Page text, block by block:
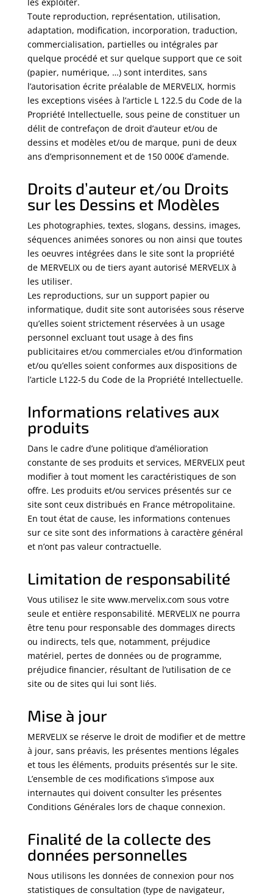
Toute reproduction, représentation, utilisation,
adaptation, modification, incorporation, traduction,
commercialisation, partielles ou intégrales par
quelque procédé et sur quelque support que ce soit
(papier, numérique, …) sont interdites, sans
l’autorisation écrite préalable de MERVELIX, hormis
les exceptions visées à l’article L 122.5 du Code de la
Propriété Intellectuelle, sous peine de constituer un
délit de contrefaçon de droit d’auteur et/ou de
dessins et modèles et/ou de marque, puni de deux
ans d’emprisonnement et de 150 000€ d’amende.
Droits d’auteur et/ou Droits
sur les Dessins et Modèles
Les photographies, textes, slogans, dessins, images,
séquences animées sonores ou non ainsi que toutes
les oeuvres intégrées dans le site sont la propriété
de MERVELIX ou de tiers ayant autorisé MERVELIX à
les utiliser.
Les reproductions, sur un support papier ou
informatique, dudit site sont autorisées sous réserve
qu’elles soient strictement réservées à un usage
personnel excluant tout usage à des fins
publicitaires et/ou commerciales et/ou d’information
et/ou qu’elles soient conformes aux dispositions de
l’article L122-5 du Code de la Propriété Intellectuelle.
Informations relatives aux
produits
Dans le cadre d’une politique d’amélioration
constante de ses produits et services, MERVELIX peut
modifier à tout moment les caractéristiques de son
offre. Les produits et/ou services présentés sur ce
site sont ceux distribués en France métropolitaine.
En tout état de cause, les informations contenues
sur ce site sont des informations à caractère général
et n’ont pas valeur contractuelle.
Limitation de responsabilité
Vous utilisez le site www.mervelix.com sous votre
seule et entière responsabilité. MERVELIX ne pourra
être tenu pour responsable des dommages directs
ou indirects, tels que, notamment, préjudice
matériel, pertes de données ou de programme,
préjudice financier, résultant de l’utilisation de ce
site ou de sites qui lui sont liés.
Mise à jour
MERVELIX se réserve le droit de modifier et de mettre
à jour, sans préavis, les présentes mentions légales
et tous les éléments, produits présentés sur le site.
L’ensemble de ces modifications s’impose aux
internautes qui doivent consulter les présentes
Conditions Générales lors de chaque connexion.
Finalité de la collecte des
données personnelles
Nous utilisons les données de connexion pour nos
statistiques de consultation (type de navigateur,